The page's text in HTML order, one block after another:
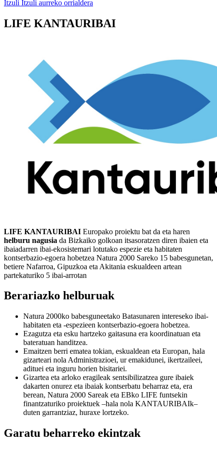
Itzuli Itzuli aurreko orrialdera
LIFE KANTAURIBAI
LIFE KANTAURIBAI Europako proiektu bat da eta haren
helburu nagusia da Bizkaiko golkoan itsasoratzen diren ibaien eta
ibaiadarren ibai-ekosistemari lotutako espezie eta habitaten
kontserbazio-egoera hobetzea Natura 2000 Sareko 15 babesgunetan,
betiere Nafarroa, Gipuzkoa eta Akitania eskualdeen artean
partekaturiko 5 ibai-arrotan
Berariazko helburuak
Natura 2000ko babesguneetako Batasunaren intereseko ibai-
habitaten eta -espezieen kontserbazio-egoera hobetzea.
Ezagutza eta esku hartzeko gaitasuna era koordinatuan eta
bateratuan handitzea.
Emaitzen berri ematea tokian, eskualdean eta Europan, hala
gizarteari nola Administrazioei, ur emakidunei, ikertzaileei,
adituei eta inguru horien bisitariei.
Gizartea eta arloko eragileak sentsibilizatzea gure ibaiek
dakarten onurez eta ibaiak kontserbatu beharraz eta, era
berean, Natura 2000 Sareak eta EBko LIFE funtsekin
finantzaturiko proiektuek –hala nola KANTAURIBAIk–
duten garrantziaz, huraxe lortzeko.
Garatu beharreko ekintzak